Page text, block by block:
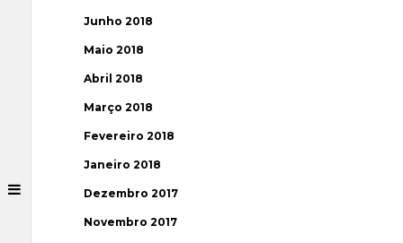
Junho 2018
Maio 2018
Abril 2018
Março 2018
Fevereiro 2018
Janeiro 2018
Dezembro 2017
Novembro 2017